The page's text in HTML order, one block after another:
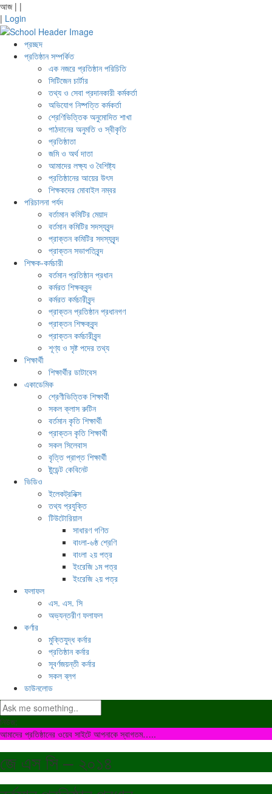
আজ | |
| Login
প্রচ্ছদ
প্রতিষ্ঠান সম্পর্কিত
এক নজরে প্রতিষ্ঠান পরিচিতি
সিটিজেন চার্টার
তথ্য ও সেবা প্রদানকারী কর্মকর্তা
অভিযোগ নিষ্পত্তি কর্মকর্তা
শ্রেণিভিত্তিক অনুমোদিত শাখা
পাঠদানের অনুমতি ও স্বীকৃতি
প্রতিষ্ঠাতা
জমি ও অর্থ দাতা
আমাদের লক্ষ্য ও বৈশিষ্ট্য
প্রতিষ্ঠানের আয়ের উৎস
শিক্ষকদের মোবাইল নম্বর
পরিচালনা পর্যদ
বর্তামান কমিটির মেয়াদ
বর্তমান কমিটির সদস্যবৃন্দ
প্রাক্তন কমিটির সদস্যবৃন্দ
প্রাক্তন সভাপতিবৃন্দ
শিক্ষক-কর্মচারী
বর্তমান প্রতিষ্ঠান প্রধান
কর্মরত শিক্ষকবৃন্দ
কর্মরত কর্মচারীবৃন্দ
প্রাক্তন প্রতিষ্ঠান প্রধানগণ
প্রাক্তন শিক্ষকবৃন্দ
প্রাক্তন কর্মচারীবৃন্দ
শূণ্য ও সৃষ্ট পদের তথ্য
শিক্ষার্থী
শিক্ষার্থীর ডাটাবেস
একাডেমিক
শ্রেণীভিত্তিক শিক্ষার্থী
সকল ক্লাস রুটিন
বর্তমান কৃতি শিক্ষার্থী
প্রাক্তন কৃতি শিক্ষার্থী
সকল সিলেবাস
বৃত্তি প্রাপ্ত শিক্ষার্থী
ষ্টুডেন্ট কেবিনেট
ভিডিও
ইলেকট্রনিক্স
তথ্য প্রযুক্তি
টিউটোরিয়াল
সাধারণ গণিত
বাংলা-৬ষ্ঠ শ্রেণি
বাংলা ২য় পত্র
ইংরেজি ১ম পত্র
ইংরেজি ২য় পত্র
ফলাফল
এস. এস. সি
অভ্যন্তরীণ ফলাফল
কর্ণার
মুক্তিযুদ্ধ কর্নার
প্রতিষ্ঠান কর্নার
সূবর্ণজয়ন্তী কর্নার
সকল ব্লগ
ডাউনলোড
নিউজ:
আমাদের প্রতিষ্ঠানের ওয়েব সাইটে আপনাকে স্বাগতম…..
জে এস সি – ২০১৪